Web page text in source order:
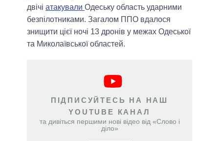
двічі атакували Одеську область ударними
безпілотниками. Загалом ППО вдалося
знищити цієї ночі 13 дронів у межах Одеської
та Миколаївської областей.
ПІДПИСУЙТЕСЬ НА НАШ
YOUTUBE КАНАЛ
та дивіться першими нові відео від «Слово і
діло»